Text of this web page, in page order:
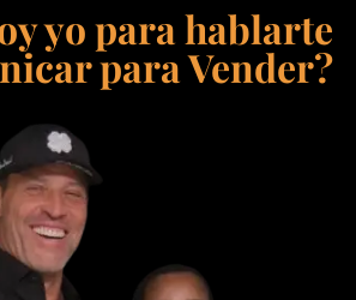
yo para hablarte
para Vender?